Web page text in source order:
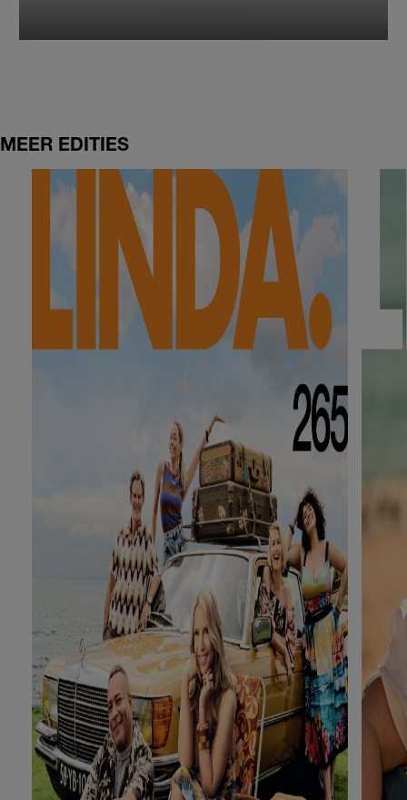
MEER EDITIES